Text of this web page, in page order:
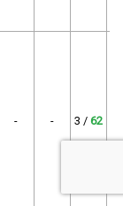
- - 3 / 62